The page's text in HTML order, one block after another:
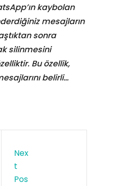
kaybolan
mesajların
sonra
silinmesini
Bu özellik,
belirli…
Nex
T
Pos